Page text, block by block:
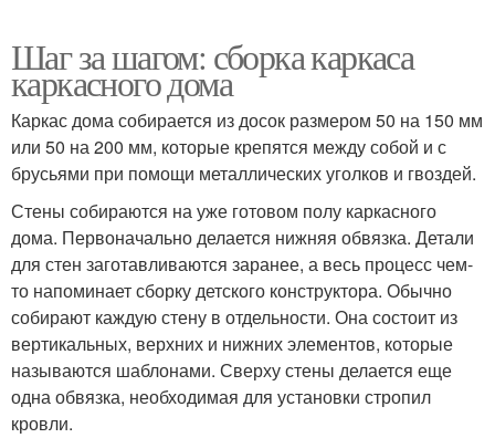
Шаг за шагом: сборка каркаса
каркасного дома
Каркас дома собирается из досок размером 50 на 150 мм
или 50 на 200 мм, которые крепятся между собой и с
брусьями при помощи металлических уголков и гвоздей.
Стены собираются на уже готовом полу каркасного
дома. Первоначально делается нижняя обвязка. Детали
для стен заготавливаются заранее, а весь процесс чем-
то напоминает сборку детского конструктора. Обычно
собирают каждую стену в отдельности. Она состоит из
вертикальных, верхних и нижних элементов, которые
называются шаблонами. Сверху стены делается еще
одна обвязка, необходимая для установки стропил
кровли.